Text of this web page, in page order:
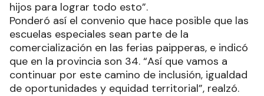
hijos para lograr todo esto”.
Ponderó así el convenio que hace posible que las
escuelas especiales sean parte de la
comercialización en las ferias paipperas, e indicó
que en la provincia son 34. “Así que vamos a
continuar por este camino de inclusión, igualdad
de oportunidades y equidad territorial”, realzó.